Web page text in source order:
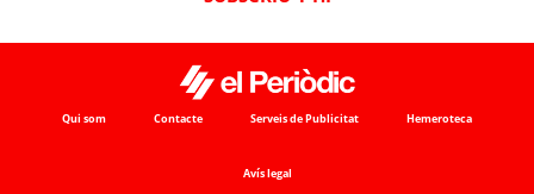
Qui som Contacte Serveis de Publicitat Hemeroteca
Avís legal